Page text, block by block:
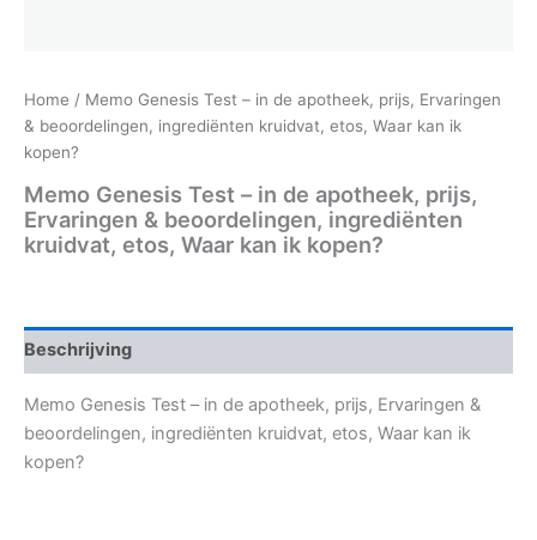
Home / Memo Genesis Test – in de apotheek, prijs, Ervaringen
& beoordelingen, ingrediënten kruidvat, etos, Waar kan ik
kopen?
Memo Genesis Test – in de apotheek, prijs,
Ervaringen & beoordelingen, ingrediënten
kruidvat, etos, Waar kan ik kopen?
Beschrijving
Memo Genesis Test – in de apotheek, prijs, Ervaringen &
beoordelingen, ingrediënten kruidvat, etos, Waar kan ik
kopen?